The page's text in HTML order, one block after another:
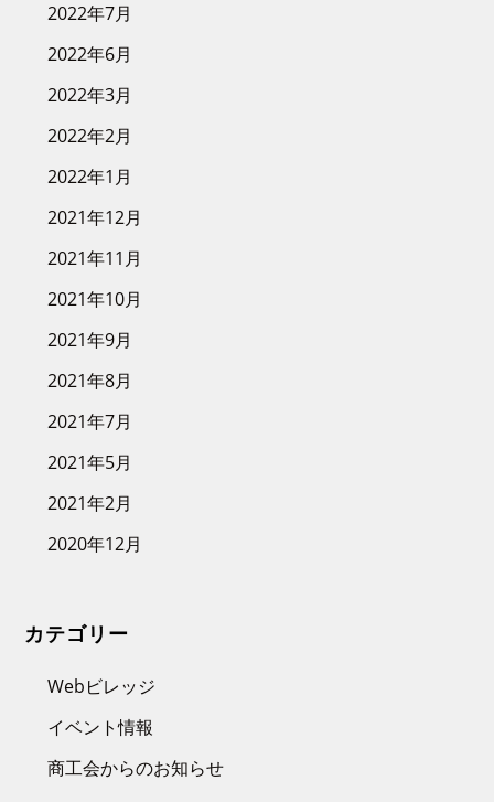
2022年7月
2022年6月
2022年3月
2022年2月
2022年1月
2021年12月
2021年11月
2021年10月
2021年9月
2021年8月
2021年7月
2021年5月
2021年2月
2020年12月
カテゴリー
Webビレッジ
イベント情報
商工会からのお知らせ